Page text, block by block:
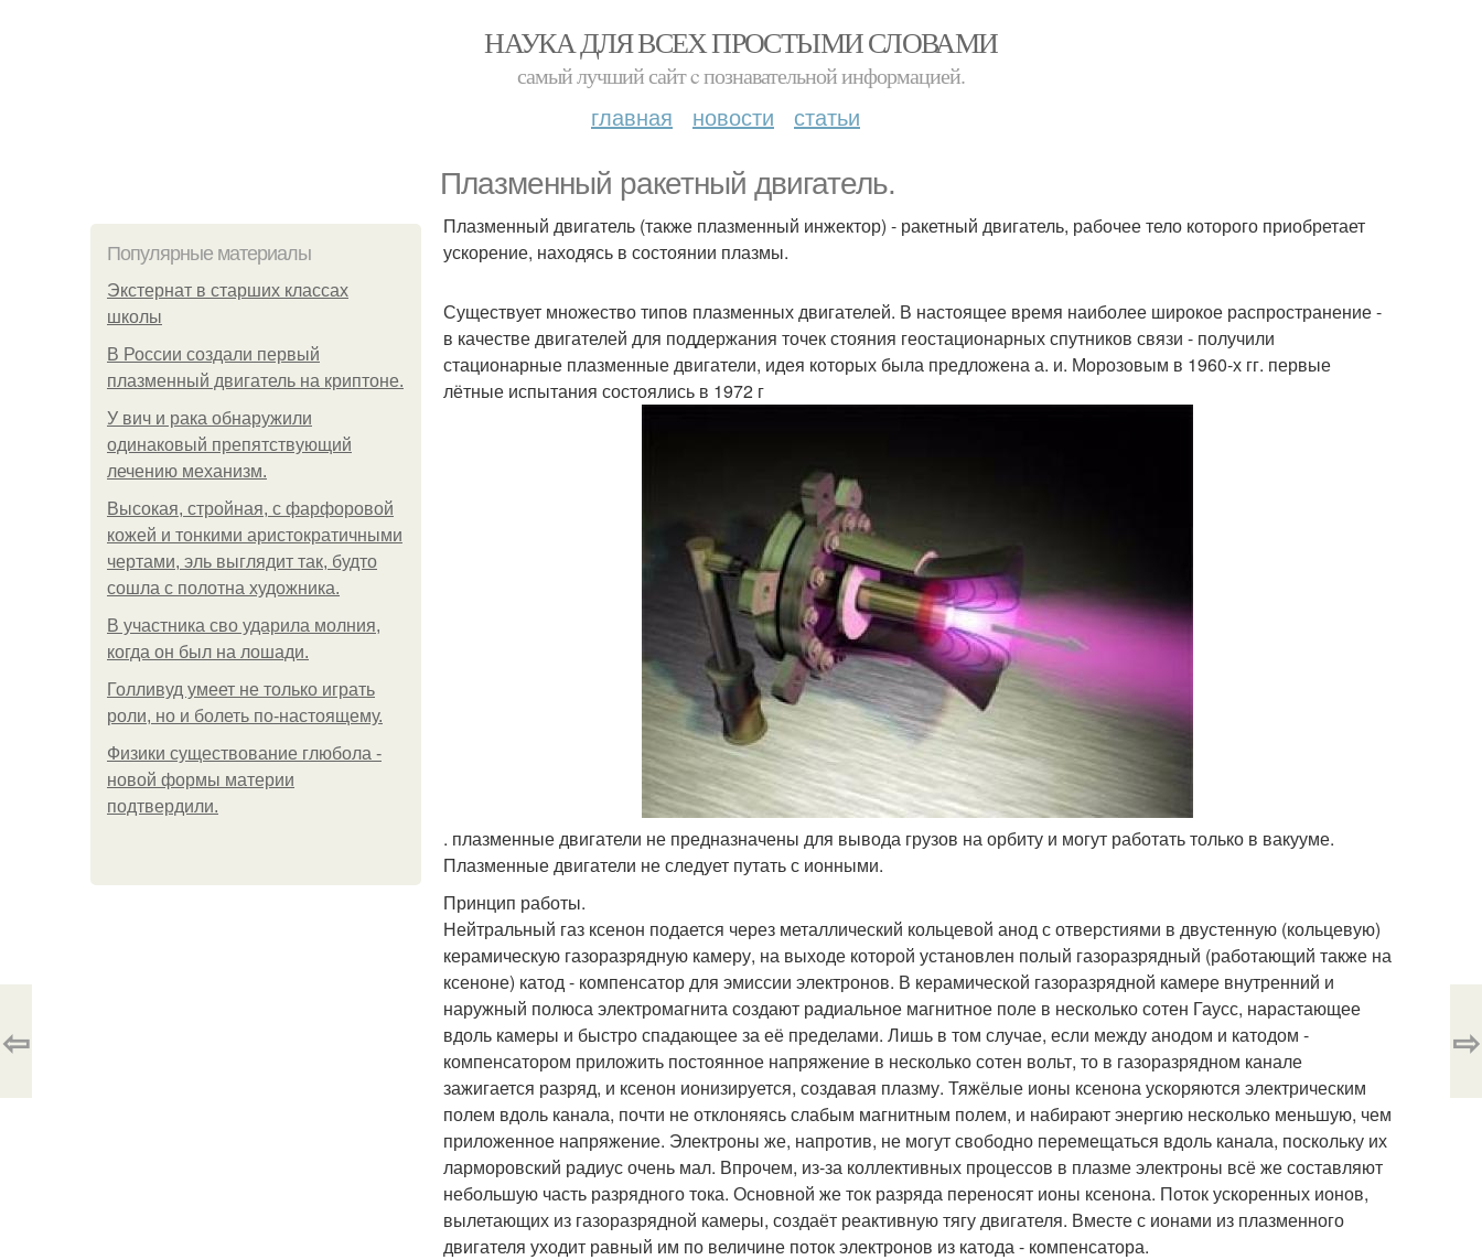
НАУКА ДЛЯ ВСЕХ ПРОСТЫМИ СЛОВАМИ
самый лучший сайт c познавательной информацией.
главная новости статьи
Плазменный ракетный двигатель.
Популярные материалы
Экстернат в старших классах
школы
В России создали первый
плазменный двигатель на криптоне.
У вич и рака обнаружили
одинаковый препятствующий
лечению механизм.
Высокая, стройная, с фарфоровой
кожей и тонкими аристократичными
чертами, эль выглядит так, будто
сошла с полотна художника.
В участника сво ударила молния,
когда он был на лошади.
Голливуд умеет не только играть
роли, но и болеть по-настоящему.
Физики существование глюбола -
новой формы материи
подтвердили.
Плазменный двигатель (также плазменный инжектор) - ракетный двигатель, рабочее тело которого приобретает
ускорение, находясь в состоянии плазмы.
Существует множество типов плазменных двигателей. В настоящее время наиболее широкое распространение -
в качестве двигателей для поддержания точек стояния геостационарных спутников связи - получили
стационарные плазменные двигатели, идея которых была предложена а. и. Морозовым в 1960-х гг. первые
лётные испытания состоялись в 1972 г
. плазменные двигатели не предназначены для вывода грузов на орбиту и могут работать только в вакууме.
Плазменные двигатели не следует путать с ионными.
Принцип работы.
Нейтральный газ ксенон подается через металлический кольцевой анод с отверстиями в двустенную (кольцевую)
керамическую газоразрядную камеру, на выходе которой установлен полый газоразрядный (работающий также на
ксеноне) катод - компенсатор для эмиссии электронов. В керамической газоразрядной камере внутренний и
наружный полюса электромагнита создают радиальное магнитное поле в несколько сотен Гаусс, нарастающее
вдоль камеры и быстро спадающее за её пределами. Лишь в том случае, если между анодом и катодом -
компенсатором приложить постоянное напряжение в несколько сотен вольт, то в газоразрядном канале
зажигается разряд, и ксенон ионизируется, создавая плазму. Тяжёлые ионы ксенона ускоряются электрическим
полем вдоль канала, почти не отклоняясь слабым магнитным полем, и набирают энергию несколько меньшую, чем
приложенное напряжение. Электроны же, напротив, не могут свободно перемещаться вдоль канала, поскольку их
ларморовский радиус очень мал. Впрочем, из-за коллективных процессов в плазме электроны всё же составляют
небольшую часть разрядного тока. Основной же ток разряда переносят ионы ксенона. Поток ускоренных ионов,
вылетающих из газоразрядной камеры, создаёт реактивную тягу двигателя. Вместе с ионами из плазменного
двигателя уходит равный им по величине поток электронов из катода - компенсатора.
⇦ ⇨